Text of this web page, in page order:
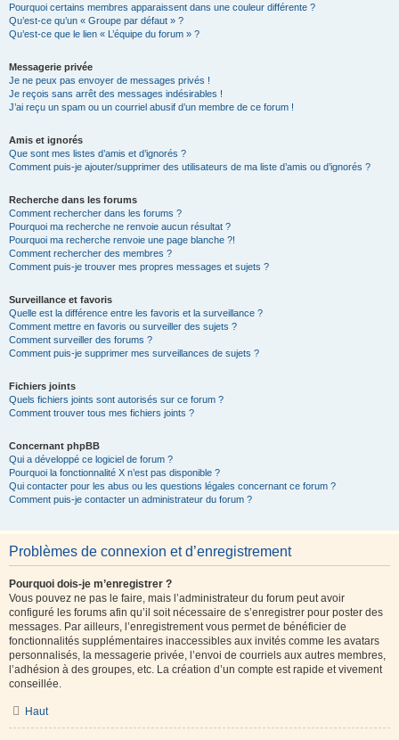
Pourquoi certains membres apparaissent dans une couleur différente ?
Qu’est-ce qu’un « Groupe par défaut » ?
Qu’est-ce que le lien « L’équipe du forum » ?
Messagerie privée
Je ne peux pas envoyer de messages privés !
Je reçois sans arrêt des messages indésirables !
J’ai reçu un spam ou un courriel abusif d’un membre de ce forum !
Amis et ignorés
Que sont mes listes d’amis et d’ignorés ?
Comment puis-je ajouter/supprimer des utilisateurs de ma liste d’amis ou d’ignorés ?
Recherche dans les forums
Comment rechercher dans les forums ?
Pourquoi ma recherche ne renvoie aucun résultat ?
Pourquoi ma recherche renvoie une page blanche ?!
Comment rechercher des membres ?
Comment puis-je trouver mes propres messages et sujets ?
Surveillance et favoris
Quelle est la différence entre les favoris et la surveillance ?
Comment mettre en favoris ou surveiller des sujets ?
Comment surveiller des forums ?
Comment puis-je supprimer mes surveillances de sujets ?
Fichiers joints
Quels fichiers joints sont autorisés sur ce forum ?
Comment trouver tous mes fichiers joints ?
Concernant phpBB
Qui a développé ce logiciel de forum ?
Pourquoi la fonctionnalité X n’est pas disponible ?
Qui contacter pour les abus ou les questions légales concernant ce forum ?
Comment puis-je contacter un administrateur du forum ?
Problèmes de connexion et d’enregistrement
Pourquoi dois-je m’enregistrer ?
Vous pouvez ne pas le faire, mais l’administrateur du forum peut avoir
configuré les forums afin qu’il soit nécessaire de s’enregistrer pour poster des
messages. Par ailleurs, l’enregistrement vous permet de bénéficier de
fonctionnalités supplémentaires inaccessibles aux invités comme les avatars
personnalisés, la messagerie privée, l’envoi de courriels aux autres membres,
l’adhésion à des groupes, etc. La création d’un compte est rapide et vivement
conseillée.
Haut